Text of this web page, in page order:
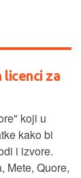
licenci za
koji u
kako bi
i izvore.
Mete, Quore,